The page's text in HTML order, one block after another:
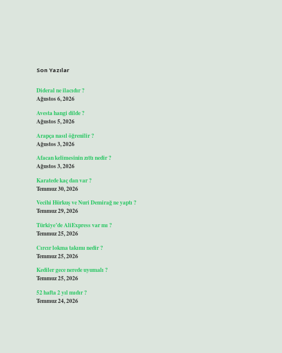
Son Yazılar
Dideral ne ilacıdır ?
Ağustos 6, 2026
Avesta hangi dilde ?
Ağustos 5, 2026
Arapça nasıl öğrenilir ?
Ağustos 3, 2026
Afacan kelimesinin zıttı nedir ?
Ağustos 3, 2026
Karatede kaç dan var ?
Temmuz 30, 2026
Vecihi Hürkuş ve Nuri Demirağ ne yaptı ?
Temmuz 29, 2026
Türkiye’de AliExpress var mı ?
Temmuz 25, 2026
Cırcır lokma takımı nedir ?
Temmuz 25, 2026
Kediler gece nerede uyumalı ?
Temmuz 25, 2026
52 hafta 2 yıl mıdır ?
Temmuz 24, 2026